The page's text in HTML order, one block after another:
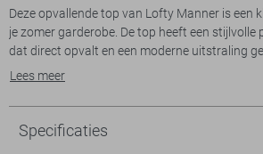
Deze opvallende top van Lofty Manner is een
je zomer garderobe. De top heeft een stijlvolle
dat direct opvalt en een moderne uitstraling
comfortabele regular fit pasvorm en de V-hals
zomerdagen, en de normale lengte maakt het
makkelijk te dragen is.
Of je nu een casual dag met vrienden plant of
Lees meer
Specificaties